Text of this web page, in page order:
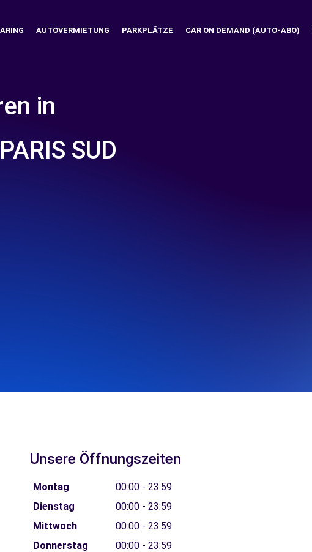
AUTOVERMIETUNG PARKPLÄTZE CAR ON DEMAND (AUTO-ABO)
in
SUD
Unsere Öffnungszeiten
Montag
00:00 - 23:59
Dienstag
00:00 - 23:59
Mittwoch
00:00 - 23:59
Donnerstag
00:00 - 23:59